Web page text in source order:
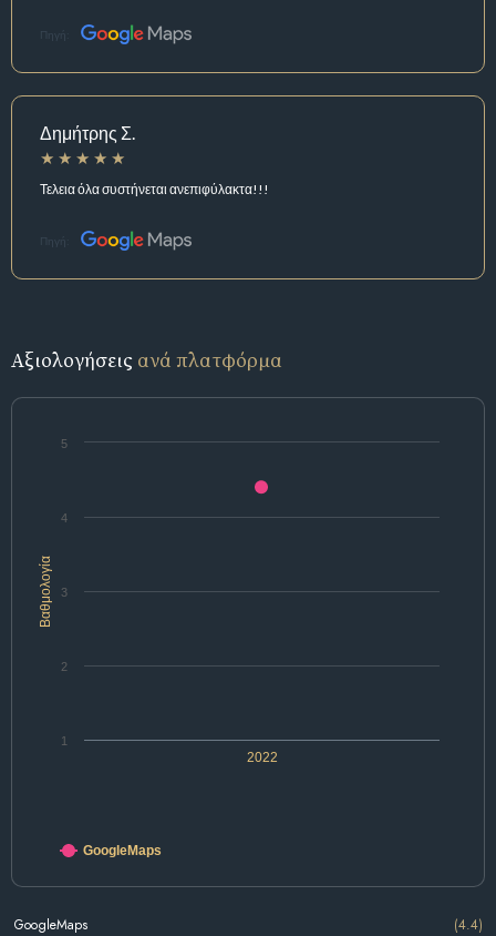
Πηγή:
Δημήτρης Σ.
Τελεια όλα συστήνεται ανεπιφύλακτα!!!
Πηγή:
Αξιολογήσεις ανά πλατφόρμα
Βαθμολογία
2022
1
2
3
4
5
GoogleMaps
GoogleMaps (4.4)